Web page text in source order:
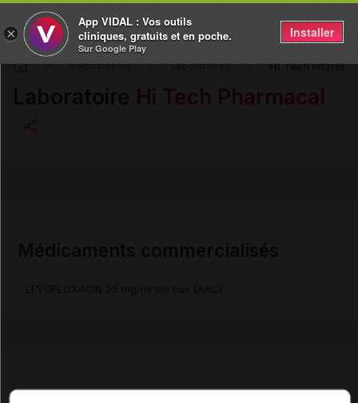
Médicaments Laboratoires Hi Tech
Hi Tech Pharmacal
×
App VIDAL : Vos outils
cliniques, gratuits et en poche.
Sur Google Play
Installer